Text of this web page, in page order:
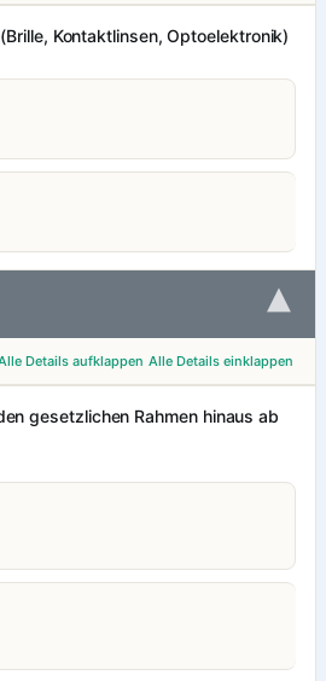
Kontaktlinsen, Optoelektronik)
▾
Details aufklappen Alle Details einklappen
gesetzlichen Rahmen hinaus ab